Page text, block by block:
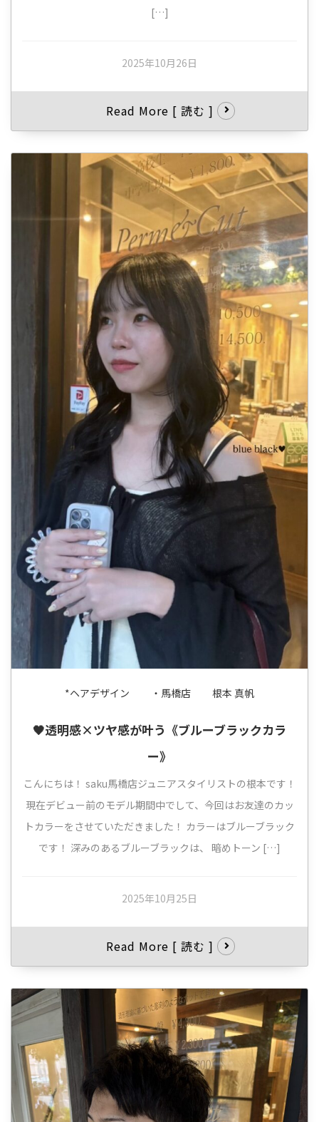
[…]
2025年10月26日
Read More [ 読む ]
*ヘアデザイン ・馬橋店 根本 真帆
🖤透明感×ツヤ感が叶う《ブルーブラックカラ
ー》
こんにちは！ saku馬橋店ジュニアスタイリストの根本です！
現在デビュー前のモデル期間中でして、今回はお友達のカッ
トカラーをさせていただきました！ カラーはブルーブラック
です！ 深みのあるブルーブラックは、 暗めトーン […]
2025年10月25日
Read More [ 読む ]